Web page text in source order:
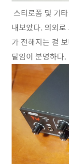
스티로폼 및 기
내보았다. 의외
가 전해지는 걸
탈임이 분명하다.